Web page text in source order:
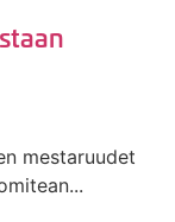
mestaruudet